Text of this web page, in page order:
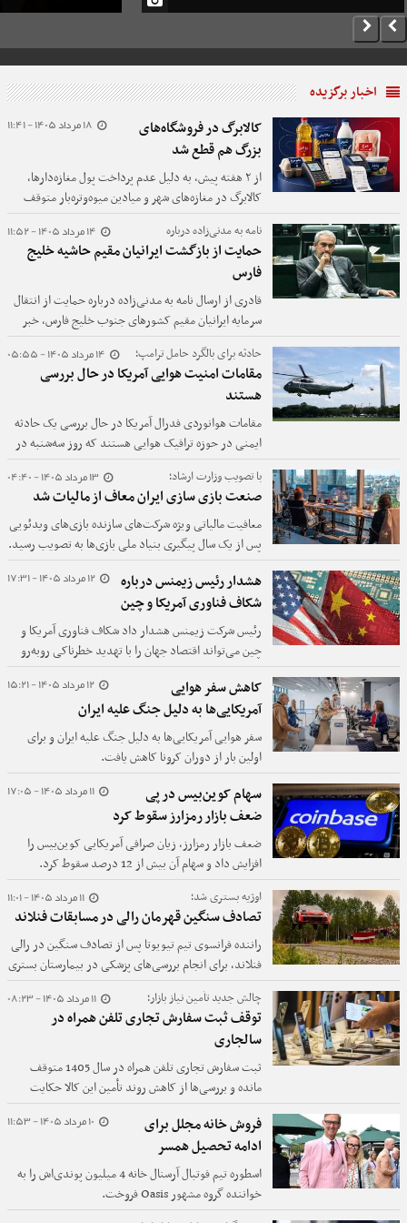
اخبار برگزیده
18 مرداد 1405 - 11:41
کالابرگ در فروشگاه‌های
بزرگ هم قطع شد
از ۲ هفته پیش، به دلیل عدم پرداخت پول مغازه‌دارها،
کالابرگ در مغازه‌های شهر و میادین میوه‌وتره‌بار متوقف
شده و الان چند روزی است که در فروشگاه‌های بزرگ هم
کالا برگ قطع ‌و وصل می‌شود.
14 مرداد 1405 - 11:52 نامه به مدنی‌زاده درباره
حمایت از بازگشت ایرانیان مقیم حاشیه خلیج
فارس
قادری از ارسال نامه به مدنی‌زاده درباره حمایت از انتقال
سرمایه ایرانیان مقیم کشورهای جنوب خلیج فارس، خبر
داد.
14 مرداد 1405 - 05:55 حادثه برای بالگرد حامل ترامپ؛
مقامات امنیت هوایی آمریکا در حال بررسی
هستند
مقامات هوانوردی فدرال آمریکا در حال بررسی یک حادثه
ایمنی در حوزه ترافیک هوایی هستند که روز سه‌شنبه در
ارتباط با یک بالگرد نظامی ترامپ رخ داده است.
13 مرداد 1405 - 04:40 با تصویب وزارت ارشاد؛
صنعت بازی سازی ایران معاف از مالیات شد
معافیت مالیاتی ویژه شرکت‌های سازنده بازی‌های ویدئویی
پس از یک سال پیگیری بنیاد ملی بازی‌ها به تصویب رسید.
این تسهیلات با هدف حمایت از تولید و سرمایه‌گذاری در
صنعت بازی‌سازی ایران اجرایی شده است.
12 مرداد 1405 - 17:31
هشدار رئیس زیمنس درباره
شکاف فناوری آمریکا و چین
رئیس شرکت زیمنس هشدار داد شکاف فناوری آمریکا و
چین می‌تواند اقتصاد جهان را با تهدید خطرناکی روبه‌رو
کند.
12 مرداد 1405 - 15:21
کاهش سفر هوایی
آمریکایی‌ها به دلیل جنگ علیه ایران
سفر هوایی آ‌مریکایی‌ها به دلیل جنگ علیه ایران و برای
اولین بار از دوران کرونا کاهش یافت.
11 مرداد 1405 - 17:05
سهام کوین‌بیس در پی
ضعف بازار رمزارز سقوط کرد
ضعف بازار رمزارز، زیان صرافی آمریکایی کوین‌بیس را
افزایش داد و سهام آن بیش از 12 درصد سقوط کرد.
11 مرداد 1405 - 11:01 اوژیه بستری شد؛
تصادف سنگین قهرمان رالی در مسابقات فنلاند
راننده فرانسوی تیم تیویوتا پس از تصادف سنگین در رالی
فنلاند، برای انجام بررسی‌های پزشکی در بیمارستان بستری
شد.
11 مرداد 1405 - 08:23 چالش جدید تأمین نیاز بازار؛
توقف ثبت سفارش تجاری تلفن همراه در
سالجاری
ثبت سفارش تجاری تلفن همراه در سال 1405 متوقف
مانده و بررسی‌ها از کاهش روند تأمین این کالا حکایت
دارد.
10 مرداد 1405 - 11:53
فروش خانه مجلل برای
ادامه تحصیل همسر
اسطوره تیم فوتبال آرسنال خانه 4 میلیون پوندی‌اش را به
خواننده گروه مشهور Oasis فروخت.